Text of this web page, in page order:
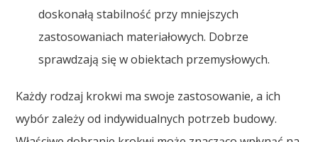
doskonałą stabilność przy mniejszych
zastosowaniach materiałowych. Dobrze
sprawdzają się w obiektach przemysłowych.
Każdy rodzaj krokwi ma swoje zastosowanie, a ich
wybór zależy od indywidualnych potrzeb budowy.